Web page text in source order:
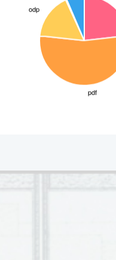
Pariška branjevka